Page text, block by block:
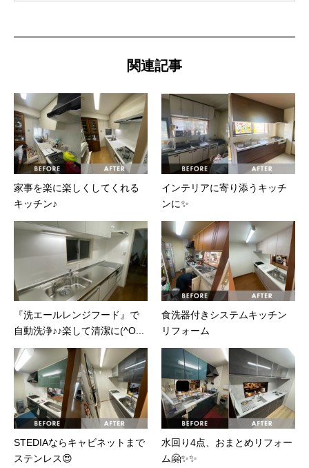
関連記事
家事を楽に楽しくしてくれる
キッチン♪
インテリアに寄り添うキッチ
ンに✨
『洗エールレンジフード』で
自動洗浄♪♪楽して清潔に(^O...
食洗器付きシステムキッチン
リフォーム
STEDIAならキャビネットまで
ステンレス😍
水回り4点、おまとめリフォー
ム🤗✨✨